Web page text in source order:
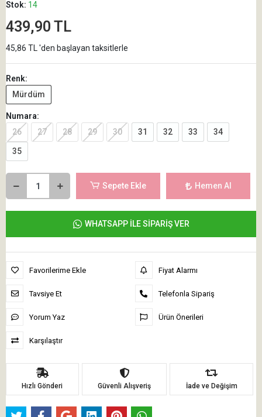
Stok: 14
439,90 TL
45,86 TL 'den başlayan taksitlerle
Renk:
Mürdüm
Numara:
26
27 28 29 30 31 32 33 34
35
Sepete Ekle Hemen Al
WHATSAPP İLE SİPARİŞ VER
Favorilerime Ekle
Tavsiye Et
Yorum Yaz
Karşılaştır
Fiyat Alarmı
Telefonla Sipariş
Ürün Önerileri
Hızlı Gönderi Güvenli Alışveriş İade ve Değişim